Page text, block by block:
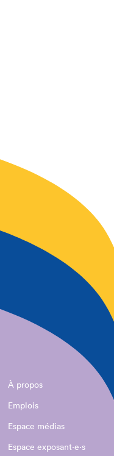
À propos
Emplois
Espace médias
Espace exposant·e⋅s